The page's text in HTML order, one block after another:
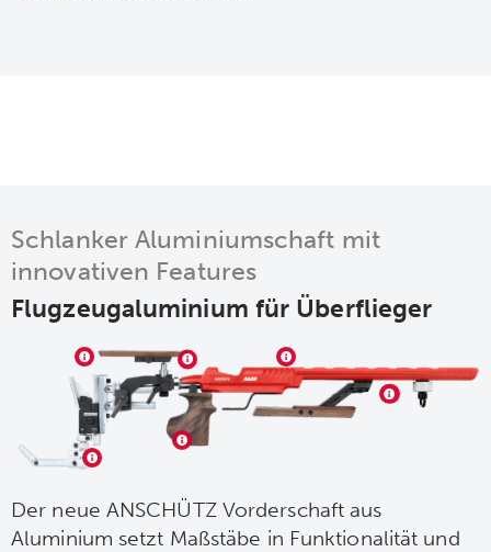
Schlanker Aluminiumschaft mit
innovativen Features
Flugzeugaluminium für Überflieger
Der neue ANSCHÜTZ Vorderschaft aus
Aluminium setzt Maßstäbe in Funktionalität und